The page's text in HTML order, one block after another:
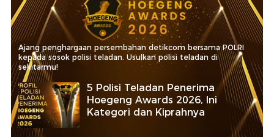
Ajang penghargaan persembahan detikcom bersama POLRI
kepada sosok polisi teladan. Usulkan polisi teladan di
sekitarmu!
5 Polisi Teladan Penerima
Hoegeng Awards 2026, Ini
Kategori dan Kiprahnya